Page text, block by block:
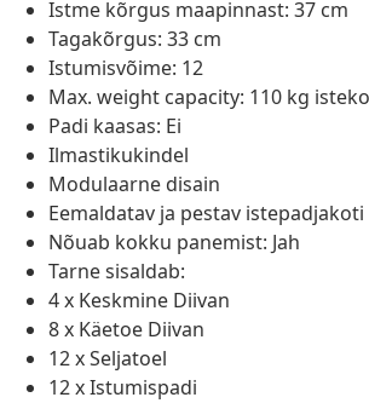
Istme kõrgus maapinnast: 37 cm
Tagakõrgus: 33 cm
Istumisvõime: 12
Max. weight capacity: 110 kg
Padi kaasas: Ei
Ilmastikukindel
Modulaarne disain
Eemaldatav ja pestav
Nõuab kokku panemist: Jah
Tarne sisaldab:
4 x Keskmine Diivan
8 x Käetoe Diivan
12 x Seljatoel
12 x Istumispadi